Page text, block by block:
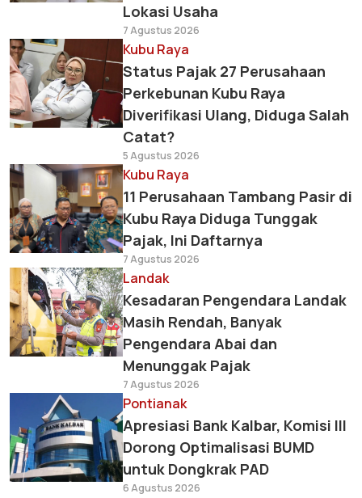
Lokasi Usaha
7 Agustus 2026
Kubu Raya
Status Pajak 27 Perusahaan
Perkebunan Kubu Raya
Diverifikasi Ulang, Diduga Salah
Catat?
5 Agustus 2026
Kubu Raya
11 Perusahaan Tambang Pasir di
Kubu Raya Diduga Tunggak
Pajak, Ini Daftarnya
7 Agustus 2026
Landak
Kesadaran Pengendara Landak
Masih Rendah, Banyak
Pengendara Abai dan
Menunggak Pajak
7 Agustus 2026
Pontianak
Apresiasi Bank Kalbar, Komisi III
Dorong Optimalisasi BUMD
untuk Dongkrak PAD
6 Agustus 2026